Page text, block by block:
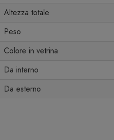
Altezza totale
Peso
Colore in vetrina
Da interno
Da esterno